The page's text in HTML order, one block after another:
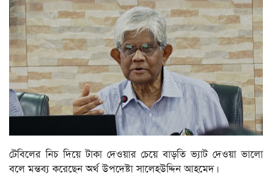
টেবিলের নিচ দিয়ে টাকা দেওয়ার চেয়ে বাড়তি ভ্যাট দেওয়া ভালো
বলে মন্তব্য করেছেন অর্থ উপদেষ্টা সালেহউদ্দিন আহমেদ।